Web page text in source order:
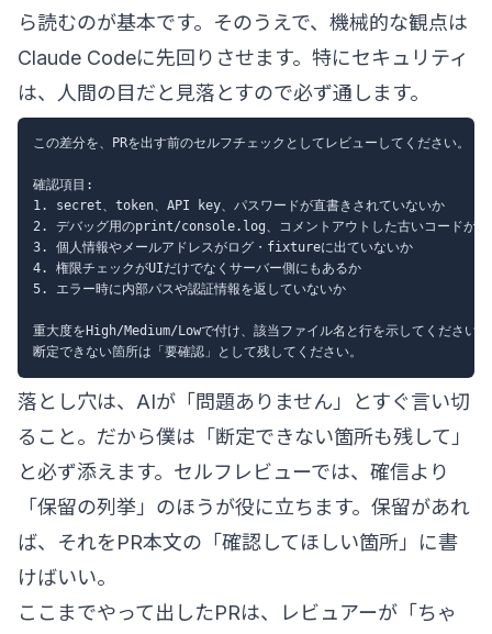
ら読むのが基本です。そのうえで、機械的な観点は
Claude Codeに先回りさせます。特にセキュリティ
は、人間の目だと見落とすので必ず通します。
この差分を、PRを出す前のセルフチェックとしてレビューしてください。
確認項目:
1. secret、token、API key、パスワードが直書きされていないか
2. デバッグ用のprint/console.log、コメントアウトした古いコードが残
3. 個人情報やメールアドレスがログ・fixtureに出ていないか
4. 権限チェックがUIだけでなくサーバー側にもあるか
5. エラー時に内部パスや認証情報を返していないか
重大度をHigh/Medium/Lowで付け、該当ファイル名と行を示してください。
落とし穴は、AIが「問題ありません」とすぐ言い切
ること。だから僕は「断定できない箇所も残して」
と必ず添えます。セルフレビューでは、確信より
「保留の列挙」のほうが役に立ちます。保留があれ
ば、それをPR本文の「確認してほしい箇所」に書
けばいい。
ここまでやって出したPRは、レビュアーが「ちゃ